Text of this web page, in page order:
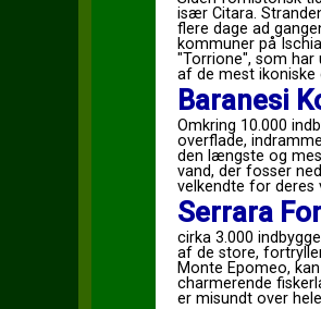
især Citara.
flere dage ad
kommuner på
"Torrione", som har
af ​​de mest ikoniske
Baranesi
Omkring 10.000
overflade,
den længste og
vand, der fosser
velkendte for deres
Serrara
cirka 3.000
af de store,
Monte Epomeo,
charmerende
er misundt over